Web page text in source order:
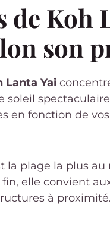
de Koh
son
Lanta Yai
soleil
en fonction de
la plage la plus au
fin, elle convient
à